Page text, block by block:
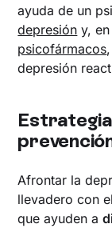
ayuda de un
depresión y,
psicofármacos
depresión
Afrontar la
llevadero con
que ayuden a